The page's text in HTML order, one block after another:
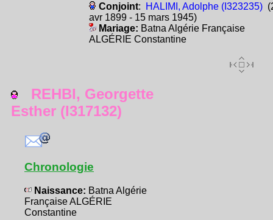
Conjoint: HALIMI, Adolphe (I323235)
avr 1899 - 15 mars 1945)
Mariage: Batna Algérie Française
ALGÉRIE Constantine
REHBI, Georgette
Esther (I317132)
Chronologie
Naissance: Batna Algérie
Française ALGÉRIE
Constantine